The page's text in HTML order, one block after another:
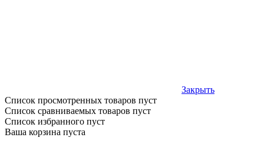
Закрыть
Список просмотренных товаров пуст
Список сравниваемых товаров пуст
Список избранного пуст
Ваша корзина пуста